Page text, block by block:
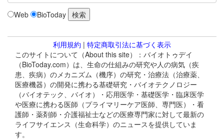
Web BioToday
利用規約 | 特定商取引法に基づく表示
このサイトについて（About this site）：バイオトゥデイ
（BioToday.com）は、生命の仕組みの研究や人の病気（疾
患、疾病）のメカニズム（機序）の研究・治療法（治療薬、
医療機器）の開発に携わる基礎研究・バイオテクノロジー
（バイオテック、バイオ）・応用医学・基礎医学・臨床医学
や医療に携わる医師（プライマリーケア医師、専門医）・看
護師・薬剤師・介護福祉士などの医療専門家に対して最新の
ライフサイエンス（生命科学）のニュースを提供していま
す。